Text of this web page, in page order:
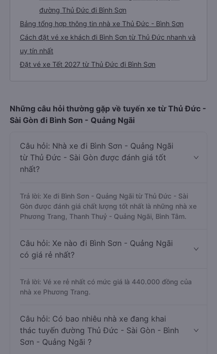
đường Thủ Đức đi Bình Sơn
Bảng tổng hợp thông tin nhà xe Thủ Đức - Bình Sơn
Cách đặt vé xe khách đi Bình Sơn từ Thủ Đức nhanh và
uy tín nhất
Đặt vé xe Tết 2027 từ Thủ Đức đi Bình Sơn
Những câu hỏi thường gặp về tuyến xe từ Thủ Đức -
Sài Gòn đi Bình Sơn - Quảng Ngãi
Câu hỏi: Nhà xe đi Bình Sơn - Quảng Ngãi
từ Thủ Đức - Sài Gòn được đánh giá tốt
nhất?
Trả lời: Xe đi Bình Sơn - Quảng Ngãi từ Thủ Đức - Sài
Gòn được đánh giá chất lượng tốt nhất là những nhà xe
Phương Trang, Thanh Thuỷ - Quảng Ngãi, Bình Tâm.
Câu hỏi: Xe nào đi Bình Sơn - Quảng Ngãi
có giá rẻ nhất?
Trả lời: Vé xe rẻ nhất có mức giá là 440.000 đồng của
nhà xe Phương Trang.
Câu hỏi: Có bao nhiêu nhà xe đang khai
thác tuyến đường Thủ Đức - Sài Gòn - Bình
Sơn - Quảng Ngãi ?